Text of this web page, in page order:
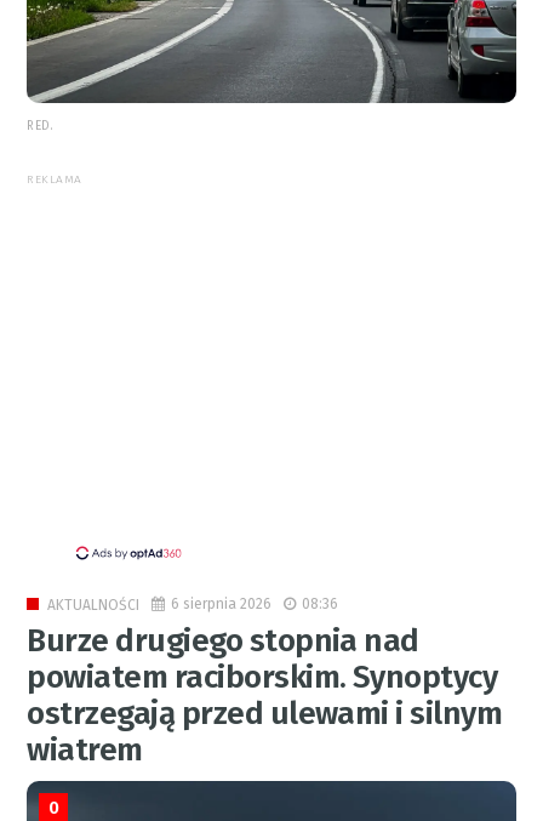
RED.
REKLAMA
AKTUALNOŚCI 6 sierpnia 2026 08:36
Burze drugiego stopnia nad
powiatem raciborskim. Synoptycy
ostrzegają przed ulewami i silnym
wiatrem
0